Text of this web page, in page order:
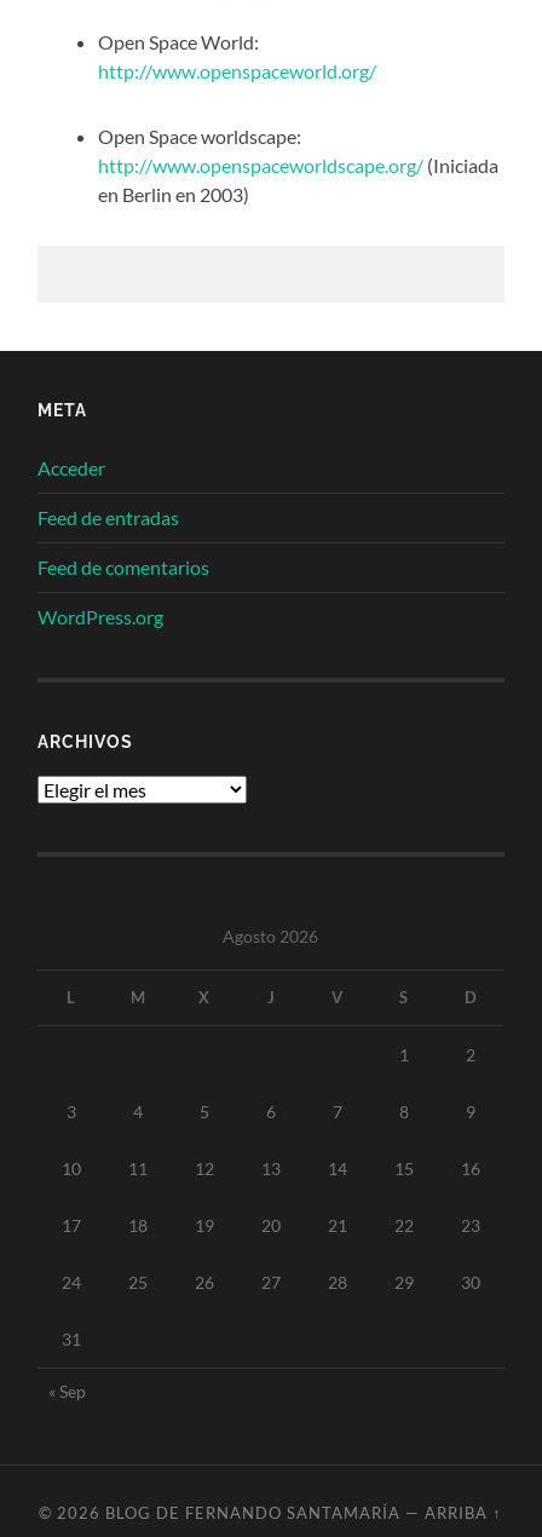
Open Space World:
http://www.openspaceworld.org/
Open Space worldscape:
http://www.openspaceworldscape.org/ (Iniciada
en Berlin en 2003)
META
Acceder
Feed de entradas
Feed de comentarios
WordPress.org
ARCHIVOS
Archivos
Agosto 2026
L M X J V S D
1 2
3 4 5 6 7 8 9
10 11 12 13 14 15 16
17 18 19 20 21 22 23
24 25 26 27 28 29 30
31
« Sep
© 2026 BLOG DE FERNANDO SANTAMARÍA —ARRIBA ↑